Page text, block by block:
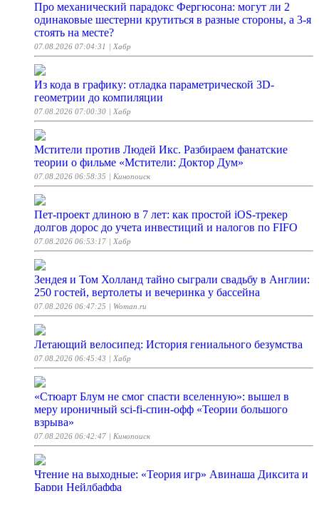
Про механический парадокс Фергюсона: могут ли 2
одинаковые шестерни крутиться в разные стороны, а 3-я
стоять на месте?
07.08.2026 07:04:31 | Хабр
Из кода в графику: отладка параметрической 3D-
геометрии до компиляции
07.08.2026 07:00:30 | Хабр
Мстители против Людей Икс. Разбираем фанатские
теории о фильме «Мстители: Доктор Дум»
07.08.2026 06:58:35 | Кинопоиск
Пет-проект длиною в 7 лет: как простой iOS-трекер
долгов дорос до учета инвестиций и налогов по FIFO
07.08.2026 06:53:17 | Хабр
Зендея и Том Холланд тайно сыграли свадьбу в Англии:
250 гостей, вертолеты и вечеринка у бассейна
07.08.2026 06:47:25 | Woman.ru
Летающий велосипед: История гениального безумства
07.08.2026 06:45:43 | Хабр
«Стюарт Блум не смог спасти вселенную»: вышел в
меру ироничный sci-fi-спин-офф «Теории большого
взрыва»
07.08.2026 06:42:47 | Кинопоиск
Чтение на выходные: «Теория игр» Авинаша Диксита и
Барри Нейлбаффа